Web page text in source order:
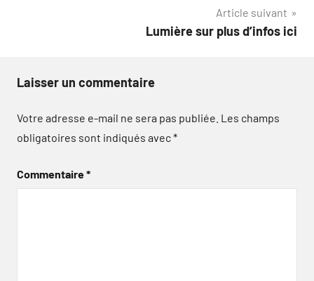
Article suivant
Lumière sur plus d’infos ici
Laisser un commentaire
Votre adresse e-mail ne sera pas publiée. Les champs
obligatoires sont indiqués avec*
Commentaire*